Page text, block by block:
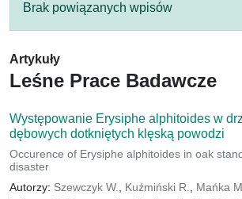
Brak powiązanych wpisów
Artykuły
Leśne Prace Badawcze
Występowanie Erysiphe alphitoides w
dębowych dotkniętych klęską powodzi
Occurence of Erysiphe alphitoides in oak
disaster
Autorzy: Szewczyk W. Kuźmiński R. Mańka M.